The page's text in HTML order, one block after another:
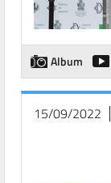
Album
15/09/2022